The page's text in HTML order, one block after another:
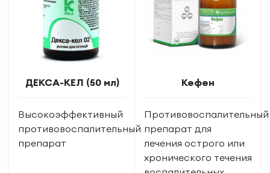
ДЕКСА-КЕЛ (50 мл)
Высокоэффективный
противовоспалительный
препарат
Кефен
Противовоспалительный
препарат для
лечения острого или
хронического течения